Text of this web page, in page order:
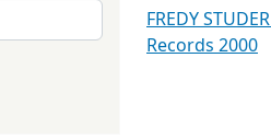
FREDY
Records 2000